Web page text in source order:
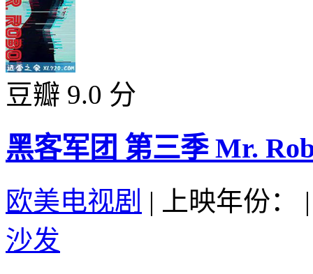
豆瓣 9.0 分
黑客军团 第三季 Mr.
欧美电视剧 | 上映年份：
|
沙发